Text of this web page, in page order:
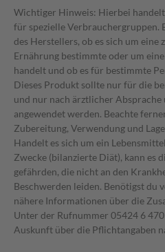
Wichtiger Hinweis: Hierbei
für spezielle Verbrauchergruppen.
des Herstellers, ob es sich um eine
Ernährung bestimmte oder um
handelt und ob es für bestimmte
Dieses Produkt sollte nur für die
und nur nach ärztlicher
angewendet werden. Beachte
Zubereitung, Verwendung und
Handelt es sich um ein
Zwecke (bilanzierte Diät), kann es
gefährden, die nicht an den
Beschwerden leiden. Benötigst du
nähere Informationen über die
Unter der Rufnummer 05424 6
Auskunft über die Pflichtangaben